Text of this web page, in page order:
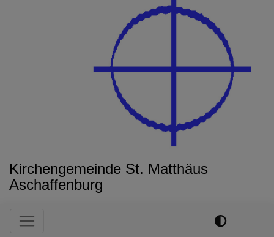
Kirchengemeinde St. Matthäus
Aschaffenburg
Hauptnavigation